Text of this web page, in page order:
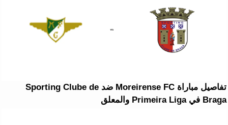
تفاصيل مباراة Moreirense FC ضد Sporting Clube de
Braga في Primeira Liga والمعلق